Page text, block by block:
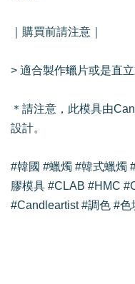
｜購買前請注意｜
> 適合製作蠟片或是直立
＊請注意，此模具由
設計。
#韓國 #蠟燭 #韓式蠟燭
膠模具 #CLAB #HMC
#Candleartist #調色 #